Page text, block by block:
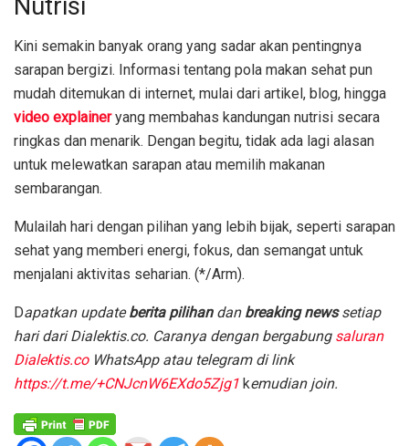
Nutrisi
Kini semakin banyak orang yang sadar akan pentingnya
sarapan bergizi. Informasi tentang pola makan sehat pun
mudah ditemukan di internet, mulai dari artikel, blog, hingga
video explaineryang membahas kandungan nutrisi secara
ringkas dan menarik. Dengan begitu, tidak ada lagi alasan
untuk melewatkan sarapan atau memilih makanan
sembarangan.
Mulailah hari dengan pilihan yang lebih bijak, seperti sarapan
sehat yang memberi energi, fokus, dan semangat untuk
menjalani aktivitas seharian. (*/Arm).
Dapatkan updateberita pilihan dan breaking newssetiap
hari dari Dialektis.co. Caranya dengan bergabung saluran
Dialektis.co WhatsApp atau telegram di link
https://t.me/+CNJcnW6EXdo5Zjg1 kemudian join.